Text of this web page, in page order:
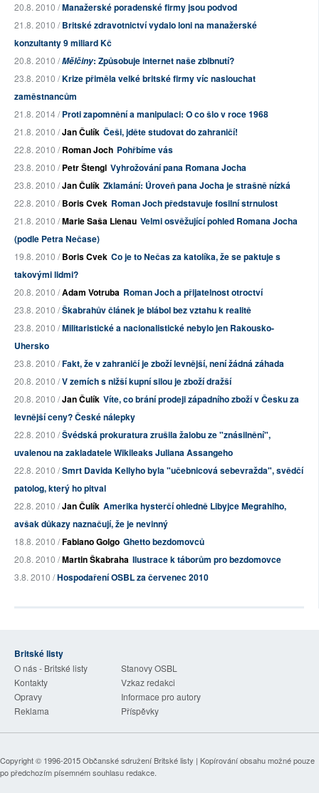
20.8. 2010 /Manažerské poradenské firmy jsou podvod
21.8. 2010 /Britské zdravotnictví vydalo loni na manažerské
konzultanty 9 miliard Kč
20.8. 2010 /Mělčiny: Způsobuje internet naše zblbnutí?
23.8. 2010 /Krize přiměla velké britské firmy víc naslouchat
zaměstnancům
21.8. 2014 /Proti zapomnění a manipulaci: O co šlo v roce 1968
21.8. 2010 /Jan Čulík Češi, jděte studovat do zahraničí!
22.8. 2010 /Roman Joch Pohřbíme vás
23.8. 2010 /Petr Štengl Vyhrožování pana Romana Jocha
23.8. 2010 /Jan Čulík Zklamání: Úroveň pana Jocha je strašně nízká
22.8. 2010 /Boris Cvek Roman Joch představuje fosilní strnulost
21.8. 2010 /Marie Saša Lienau Velmi osvěžující pohled Romana Jocha
(podle Petra Nečase)
19.8. 2010 /Boris Cvek Co je to Nečas za katolíka, že se paktuje s
takovými lidmi?
20.8. 2010 /Adam Votruba Roman Joch a přijatelnost otroctví
23.8. 2010 /Škabrahův článek je blábol bez vztahu k realitě
23.8. 2010 /Militaristické a nacionalistické nebylo jen Rakousko-
Uhersko
23.8. 2010 /Fakt, že v zahraničí je zboží levnější, není žádná záhada
20.8. 2010 /V zemích s nižší kupní silou je zboží dražší
20.8. 2010 /Jan Čulík Víte, co brání prodeji západního zboží v Česku za
levnější ceny? České nálepky
22.8. 2010 /Švédská prokuratura zrušila žalobu ze "znásilnění",
uvalenou na zakladatele Wikileaks Juliana Assangeho
22.8. 2010 /Smrt Davida Kellyho byla "učebnicová sebevražda", svědčí
patolog, který ho pitval
22.8. 2010 /Jan Čulík Amerika hysterčí ohledně Libyjce Megrahiho,
avšak důkazy naznačují, že je nevinný
18.8. 2010 /Fabiano Golgo Ghetto bezdomovců
20.8. 2010 /Martin Škabraha Ilustrace k táborům pro bezdomovce
3.8. 2010 /Hospodaření OSBL za červenec 2010
Britské listy
O nás - Britské listy
Stanovy OSBL
Kontakty
Vzkaz redakci
Opravy
Informace pro autory
Reklama
Příspěvky
Copyright © 1996-2015Občanské sdružení Britské listy | Kopírování obsahu možné pouze
po předchozím písemném souhlasu redakce.